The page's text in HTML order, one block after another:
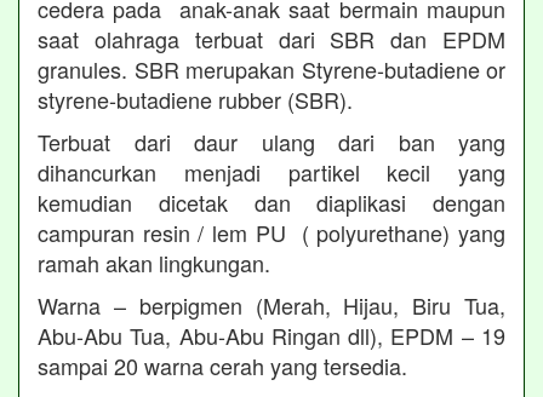
cedera pada anak-anak saat bermain maupun
saat olahraga terbuat dari SBR dan EPDM
granules. SBR merupakan Styrene-butadiene or
styrene-butadiene rubber (SBR).
Terbuat dari daur ulang dari ban yang
dihancurkan menjadi partikel kecil yang
kemudian dicetak dan diaplikasi dengan
campuran resin / lem PU ( polyurethane) yang
ramah akan lingkungan.
Warna – berpigmen (Merah, Hijau, Biru Tua,
Abu-Abu Tua, Abu-Abu Ringan dll), EPDM – 19
sampai 20 warna cerah yang tersedia.